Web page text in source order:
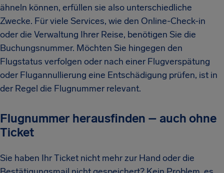
ähneln können, erfüllen sie also unterschiedliche
Zwecke. Für viele Services, wie den Online-Check-in
oder die Verwaltung Ihrer Reise, benötigen Sie die
Buchungsnummer. Möchten Sie hingegen den
Flugstatus verfolgen oder nach einer Flugverspätung
oder Flugannullierung eine Entschädigung prüfen, ist in
der Regel die Flugnummer relevant.
Flugnummer herausfinden – auch ohne
Ticket
Sie haben Ihr Ticket nicht mehr zur Hand oder die